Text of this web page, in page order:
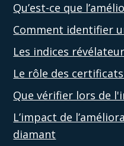
Qu’est-ce que
Comment identifier
Les indices
Le rôle des
Que vérifier lors de
L’impact de
diamant